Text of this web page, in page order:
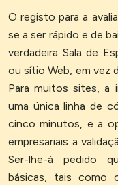
O registo para a
se a ser rápido e de
verdadeira Sala de
ou sítio Web, em vez
Para muitos sites, a
uma única linha de
cinco minutos, e a
empresariais a
Ser-lhe-á pedido
básicas, tais como